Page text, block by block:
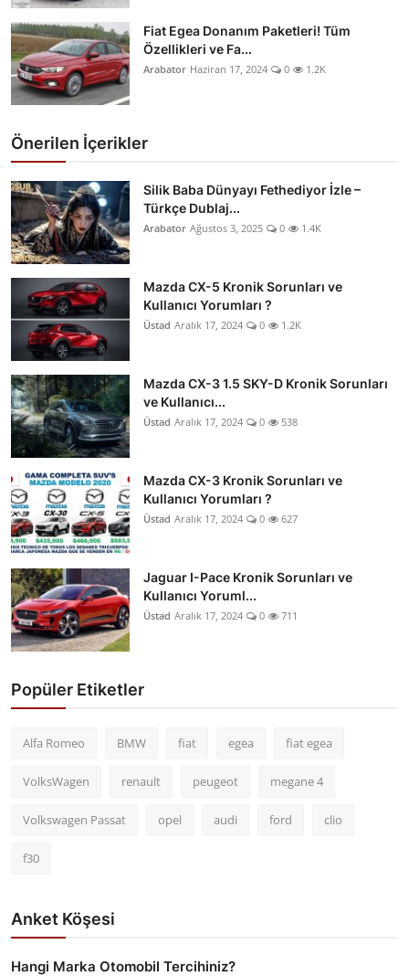
Fiat Egea Donanım Paketleri! Tüm
Özellikleri ve Fa...
Arabator Haziran 17, 2024 0 1.2K
Önerilen İçerikler
Silik Baba Dünyayı Fethediyor İzle –
Türkçe Dublaj...
Arabator Ağustos 3, 2025 0 1.4K
Mazda CX-5 Kronik Sorunları ve
Kullanıcı Yorumları ?
Üstad Aralık 17, 2024 0 1.2K
Mazda CX-3 1.5 SKY-D Kronik Sorunları
ve Kullanıcı...
Üstad Aralık 17, 2024 0 538
Mazda CX-3 Kronik Sorunları ve
Kullanıcı Yorumları ?
Üstad Aralık 17, 2024 0 627
Jaguar I-Pace Kronik Sorunları ve
Kullanıcı Yoruml...
Üstad Aralık 17, 2024 0 711
Popüler Etiketler
Alfa Romeo BMW fiat egea fiat egea
VolksWagen renault peugeot megane 4
Volkswagen Passat opel audi ford clio
f30
Anket Köşesi
Hangi Marka Otomobil Tercihiniz?